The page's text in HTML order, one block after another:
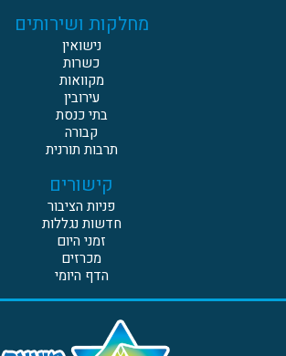
מחלקות ושירותים
נישואין
כשרות
מקוואות
עירובין
בתי כנסת
קבורה
תרבות תורנית
קישורים
פניות הציבור
חדשות נגללות
זמני היום
מכרזים
הדף היומי